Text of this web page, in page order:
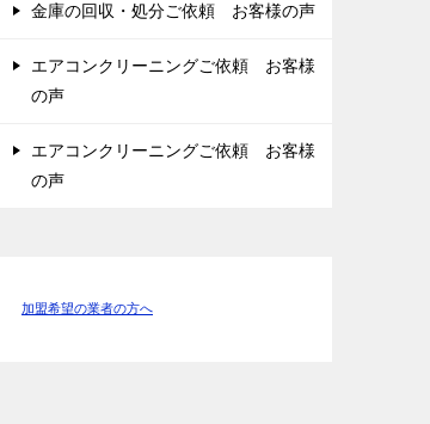
金庫の回収・処分ご依頼 お客様の声
エアコンクリーニングご依頼 お客様
の声
エアコンクリーニングご依頼 お客様
の声
加盟希望の業者の方へ